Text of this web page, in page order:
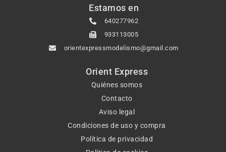
Estamos en
640277962
933113005
orientexpressmodelismo@gmail.com
Orient Express
Quiénes somos
Contacto
Aviso legal
Condiciones de uso y compra
Política de privacidad